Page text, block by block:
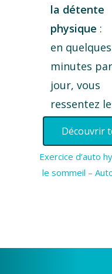
la détente
physique :
en quelques
minutes par
jour, vous
ressentez
Découvrir
Exercice d’auto
le sommeil –